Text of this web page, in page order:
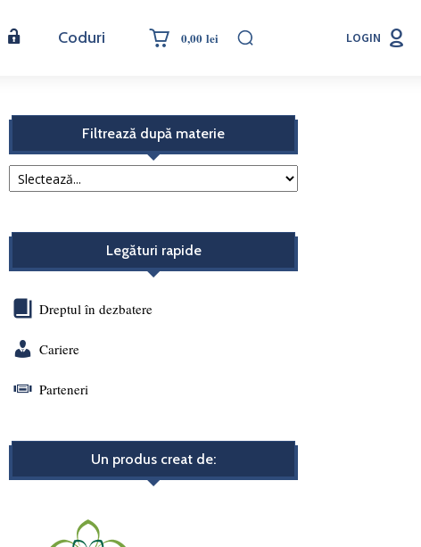
Coduri 0,00 lei LOGIN
Filtrează după materie
Legături rapide
Dreptul în dezbatere
Cariere
Parteneri
Un produs creat de: